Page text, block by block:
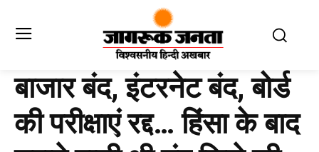
बाजार बंद, इंटरनेट बंद, बोर्ड
की परीक्षाएं रद्द… हिंसा के बाद